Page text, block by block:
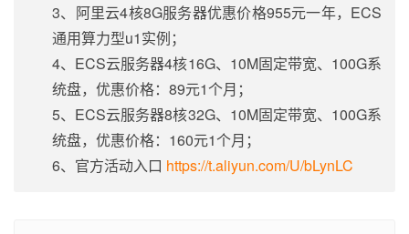
3、阿里云4核8G服务器优惠价格955元一年，ECS
通用算力型u1实例；
4、ECS云服务器4核16G、10M固定带宽、100G系
统盘，优惠价格：89元1个月；
5、ECS云服务器8核32G、10M固定带宽、100G系
统盘，优惠价格：160元1个月；
6、官方活动入口 https://t.aliyun.com/U/bLynLC